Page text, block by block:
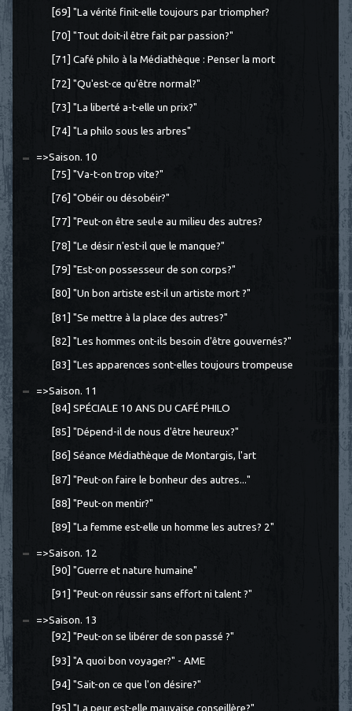
[69] "La vérité finit-elle toujours par triompher?
[70] "Tout doit-il être fait par passion?"
[71] Café philo à la Médiathèque : Penser la mort
[72] "Qu'est-ce qu'être normal?"
[73] "La liberté a-t-elle un prix?"
[74] "La philo sous les arbres"
=>Saison. 10
[75] "Va-t-on trop vite?"
[76] "Obéir ou désobéir?"
[77] "Peut-on être seul·e au milieu des autres?
[78] "Le désir n'est-il que le manque?"
[79] "Est-on possesseur de son corps?"
[80] "Un bon artiste est-il un artiste mort ?"
[81] "Se mettre à la place des autres?"
[82] "Les hommes ont-ils besoin d'être gouvernés?"
[83] "Les apparences sont-elles toujours trompeuse
=>Saison. 11
[84] SPÉCIALE 10 ANS DU CAFÉ PHILO
[85] "Dépend-il de nous d'être heureux?"
[86] Séance Médiathèque de Montargis, l'art
[87] "Peut-on faire le bonheur des autres..."
[88] "Peut-on mentir?"
[89] "La femme est-elle un homme les autres? 2"
=>Saison. 12
[90] "Guerre et nature humaine"
[91] "Peut-on réussir sans effort ni talent ?"
=>Saison. 13
[92] "Peut-on se libérer de son passé ?"
[93] "A quoi bon voyager?" - AME
[94] "Sait-on ce que l'on désire?"
[95] "La peur est-elle mauvaise conseillère?"